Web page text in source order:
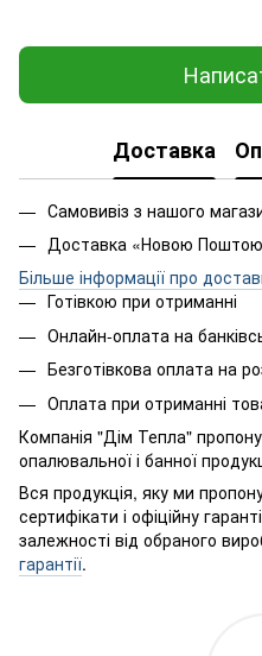
Доставка
Самовивіз з нашого
Доставка «Новою
Більше інформації про
Готівкою при отриманні
Онлайн-оплата на
Безготівкова оплата на
Оплата при отриманні
Компанія "Дім Тепла"
опалювальної і банної
Вся продукція, яку ми
сертифікати і офіційну
залежності від обраного
гарантії.